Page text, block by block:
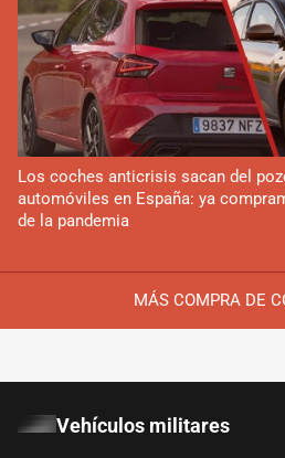
MÁS COMPRA DE
Los coches anticrisis sacan del
automóviles en España: ya
de la pandemia
Vehículos militares